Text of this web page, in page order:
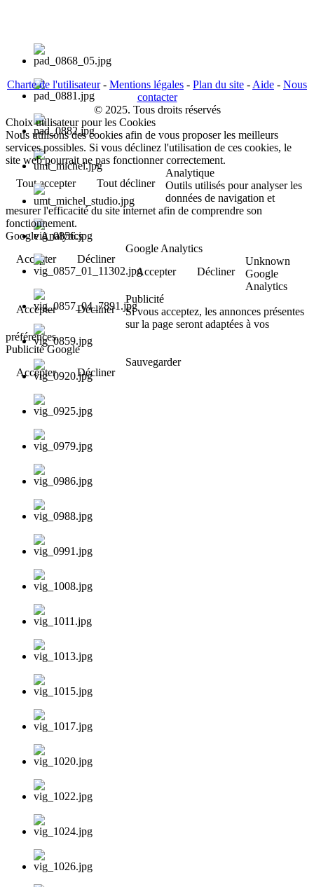
Charte de l'utilisateur- Mentions légales - Plan du site - Aide - Nous
contacter
© 2025. Tous droits réservés
Choix utilisateur pour les Cookies
Nous utilisons des cookies afin de vous proposer les meilleurs
services possibles. Si vous déclinez l'utilisation de ces cookies, le
site web pourrait ne pas fonctionner correctement.
Tout accepter
Tout décliner
Analytique
Outils utilisés pour analyser les
données de navigation et
mesurer l'efficacité du site internet afin de comprendre son
fonctionnement.
Google Analytics
Accepter
Décliner
Google Analytics
Accepter
Décliner
Unknown
Google
Analytics
Accepter
Décliner
Publicité
Si vous acceptez, les annonces présentes
sur la page seront adaptées à vos
préférences.
Publicité Google
Accepter
Décliner
Sauvegarder